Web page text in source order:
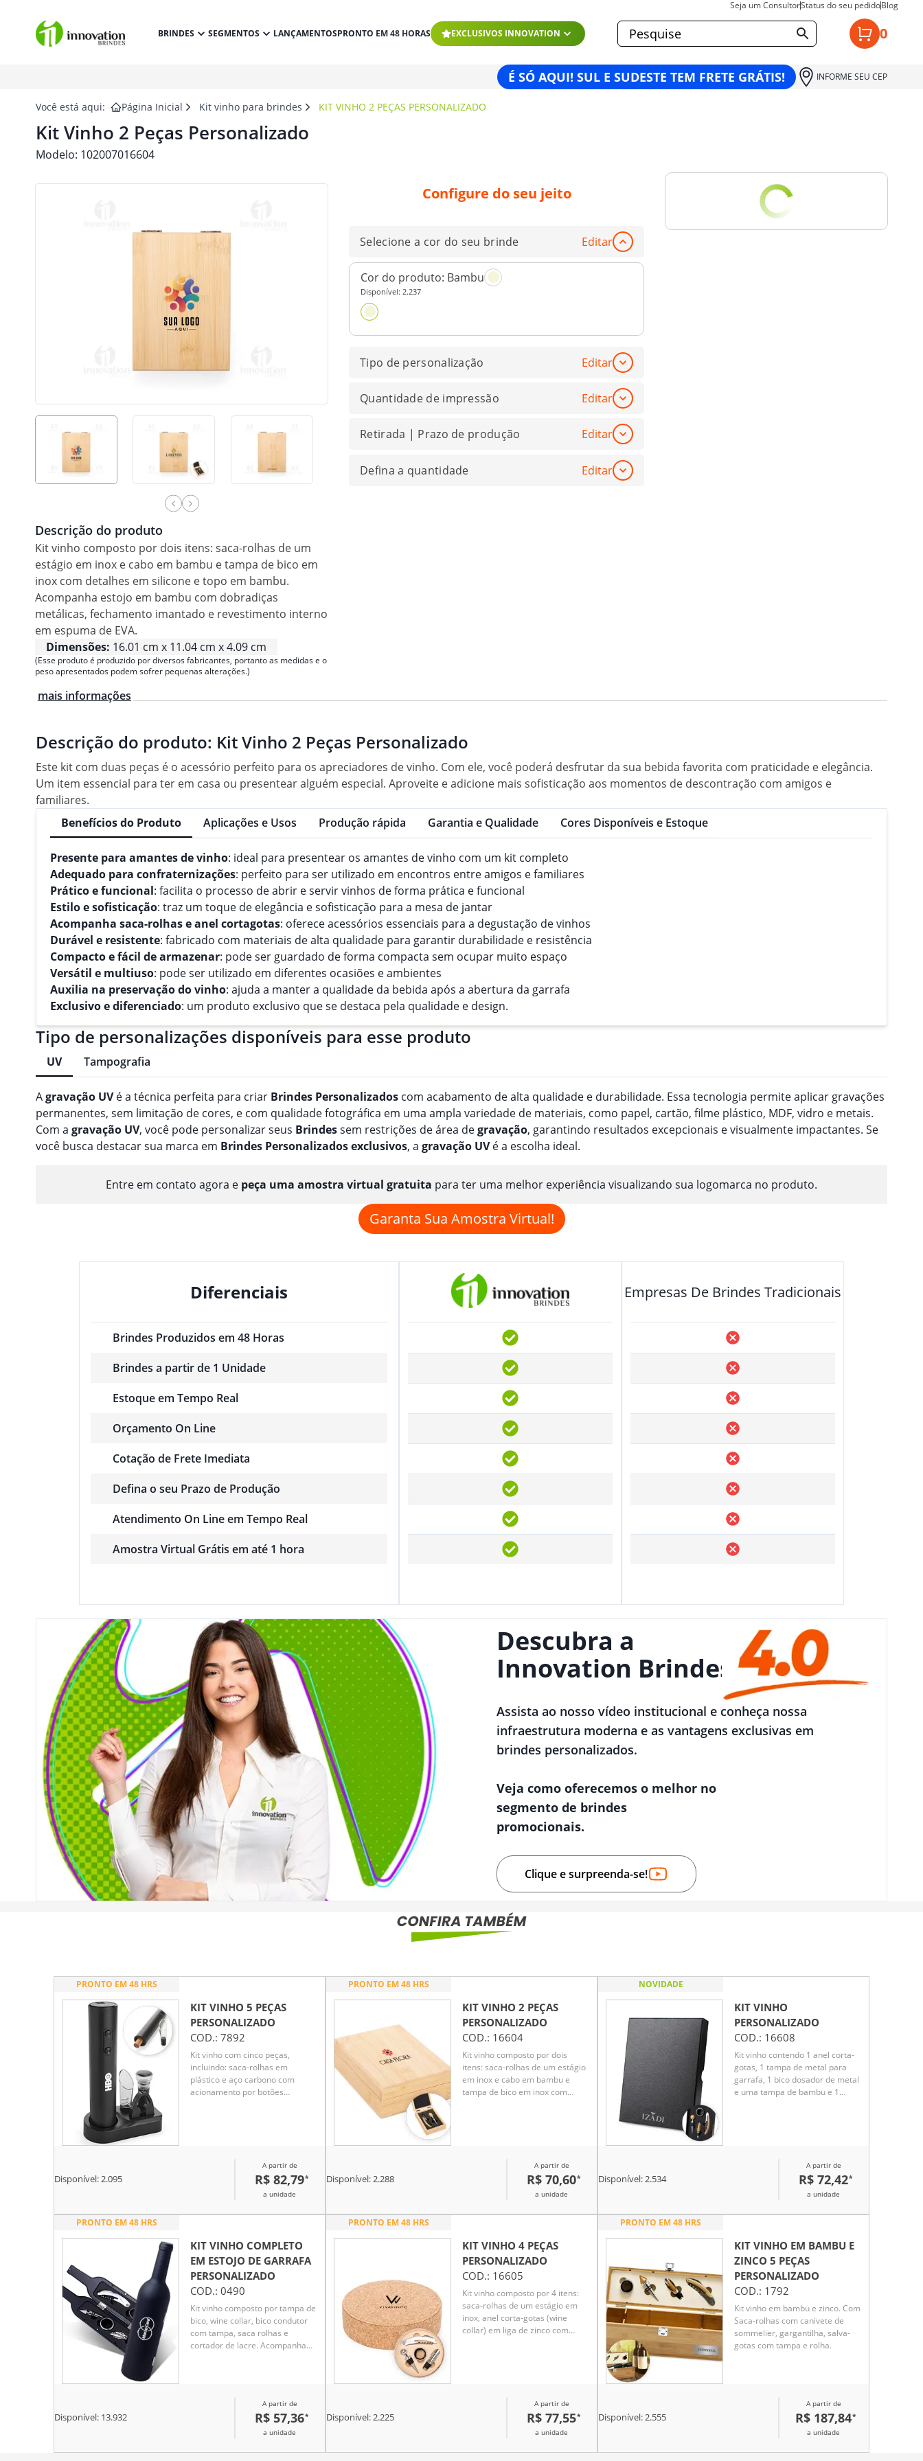
Seja um ConsultorStatus do seu pedidoBlog
BRINDES SEGMENTOS LANÇAMENTOSPRONTO EM 48 HORAS EXCLUSIVOS INNOVATION 0
É SÓ AQUI! SUL E SUDESTE TEM FRETE GRÁTIS! INFORME SEU CEP
Você está aqui: Página Inicial Kit vinho para brindes KIT VINHO 2 PEÇAS PERSONALIZADO
Kit Vinho 2 Peças Personalizado
Modelo: 102007016604
Descrição do produto
Kit vinho composto por dois itens: saca-rolhas de um
estágio em inox e cabo em bambu e tampa de bico em
inox com detalhes em silicone e topo em bambu.
Acompanha estojo em bambu com dobradiças
metálicas, fechamento imantado e revestimento interno
em espuma de EVA.
Dimensões: 16.01 cm x 11.04 cm x 4.09 cm
(Esse produto é produzido por diversos fabricantes, portanto as medidas e o
peso apresentados podem sofrer pequenas alterações.)
Configure do seu jeito
Selecione a cor do seu brinde Editar
Cor do produto: Bambu
Disponível: 2.237
Tipo de personalização Editar
Quantidade de impressão Editar
Retirada | Prazo de produção Editar
Defina a quantidade Editar
mais informações
Descrição do produto: Kit Vinho 2 Peças Personalizado
Este kit com duas peças é o acessório perfeito para os apreciadores de vinho. Com ele, você poderá desfrutar da sua bebida favorita com praticidade e elegância.
Um item essencial para ter em casa ou presentear alguém especial. Aproveite e adicione mais sofisticação aos momentos de descontração com amigos e
familiares.
Benefícios do Produto
Aplicações e Usos Produção rápida Garantia e Qualidade Cores Disponíveis e Estoque
Presente para amantes de vinho: ideal para presentear os amantes de vinho com um kit completo
Adequado para confraternizações: perfeito para ser utilizado em encontros entre amigos e familiares
Prático e funcional: facilita o processo de abrir e servir vinhos de forma prática e funcional
Estilo e sofisticação: traz um toque de elegância e sofisticação para a mesa de jantar
Acompanha saca-rolhas e anel cortagotas: oferece acessórios essenciais para a degustação de vinhos
Durável e resistente: fabricado com materiais de alta qualidade para garantir durabilidade e resistência
Compacto e fácil de armazenar: pode ser guardado de forma compacta sem ocupar muito espaço
Versátil e multiuso: pode ser utilizado em diferentes ocasiões e ambientes
Auxilia na preservação do vinho: ajuda a manter a qualidade da bebida após a abertura da garrafa
Exclusivo e diferenciado: um produto exclusivo que se destaca pela qualidade e design.
Tipo de personalizações disponíveis para esse produto
UV Tampografia
Agravação UVé a técnica perfeita para criar Brindes Personalizados com acabamento de alta qualidade e durabilidade. Essa tecnologia permite aplicar gravações
permanentes, sem limitação de cores, e com qualidade fotográfica em uma ampla variedade de materiais, como papel, cartão, filme plástico, MDF, vidro e metais.
Com a gravação UV, você pode personalizar seus Brindessem restrições de área degravação, garantindo resultados excepcionais e visualmente impactantes. Se
você busca destacar sua marca em Brindes Personalizadosexclusivos, a gravação UVé a escolha ideal.
Entre em contato agora e peça uma amostra virtual gratuita para ter uma melhor experiência visualizando sua logomarca no produto.
Garanta Sua Amostra Virtual!
Diferenciais
Brindes Produzidos em 48 Horas
Brindes a partir de 1 Unidade
Estoque em Tempo Real
Orçamento On Line
Cotação de Frete Imediata
Defina o seu Prazo de Produção
Atendimento On Line em Tempo Real
Amostra Virtual Grátis em até 1 hora
Empresas De Brindes Tradicionais
Descubra a
Innovation Brindes
Assista ao nosso vídeo institucional e conheça nossa
infraestrutura moderna e as vantagens exclusivas em
brindes personalizados.
Veja como oferecemos o melhor no
segmento de brindes
promocionais.
Clique e surpreenda-se!
PRONTO EM 48 HRS
KIT VINHO 5 PEÇAS
PERSONALIZADO
COD.: 7892
Kit vinho com cinco peças,
incluindo: saca-rolhas em
plástico e aço carbono com
acionamento por botões
Disponível:2.095
A partir de
R$ 82,79*
a unidade
PRONTO EM 48 HRS
KIT VINHO 2 PEÇAS
PERSONALIZADO
COD.: 16604
Kit vinho composto por dois
itens: saca-rolhas de um estágio
em inox e cabo em bambu e
tampa de bico em inox com
Disponível:2.288
A partir de
R$ 70,60*
a unidade
NOVIDADE
KIT VINHO
PERSONALIZADO
COD.: 16608
Kit vinho contendo 1 anel corta-
gotas, 1 tampa de metal para
garrafa, 1 bico dosador de metal
e uma tampa de bambu e 1
Disponível:2.534
A partir de
R$ 72,42*
a unidade
PRONTO EM 48 HRS
KIT VINHO COMPLETO
EM ESTOJO DE GARRAFA
PERSONALIZADO
COD.: 0490
Kit vinho composto por tampa de
bico, wine collar, bico condutor
com tampa, saca rolhas e
cortador de lacre. Acompanha
Disponível: 13.932
A partir de
R$ 57,36*
a unidade
PRONTO EM 48 HRS
KIT VINHO 4 PEÇAS
PERSONALIZADO
COD.: 16605
Kit vinho composto por 4 itens:
saca-rolhas de um estágio em
inox, anel corta-gotas (wine
collar) em liga de zinco com
MDF com revestimento em
cortiça e interior em espuma de
Disponível:2.225
A partir de
R$ 77,55*
a unidade
PRONTO EM 48 HRS
KIT VINHO EM BAMBU E
ZINCO 5 PEÇAS
PERSONALIZADO
COD.: 1792
Kit vinho em bambu e zinco. Com
Saca-rolhas com canivete de
sommelier, gargantilha, salva-
gotas com tampa e rolha.
Disponível:2.555
A partir de
R$ 187,84*
a unidade